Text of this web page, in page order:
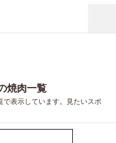
焼肉一覧
で表示しています。見たいスポ